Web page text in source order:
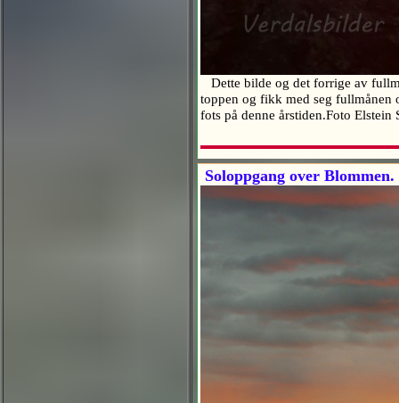
Dette bilde og det forrige av
toppen og fikk med seg fullmånen
fots på denne årstiden.Foto
Soloppgang over Blommen.